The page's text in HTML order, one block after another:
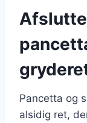
Pancetta og
alsidig ret,